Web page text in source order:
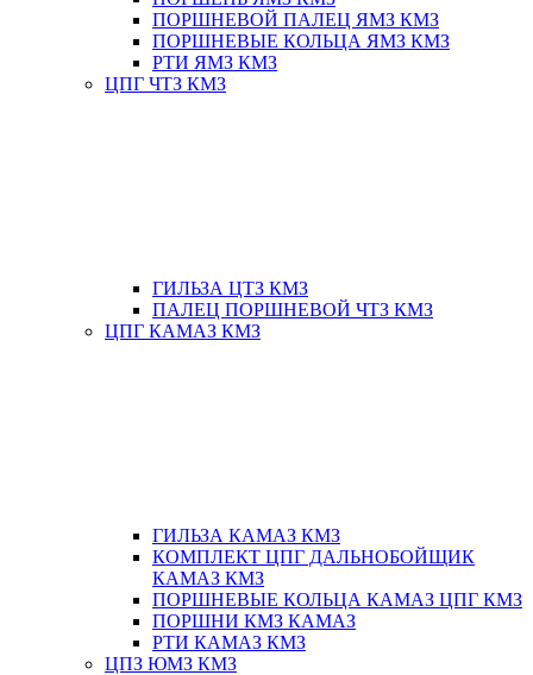
ПОРШНЕВОЙ ПАЛЕЦ ЯМЗ КМЗ
ПОРШНЕВЫЕ КОЛЬЦА ЯМЗ КМЗ
РТИ ЯМЗ КМЗ
ЦПГ ЧТЗ КМЗ
ГИЛЬЗА ЦТЗ КМЗ
ПАЛЕЦ ПОРШНЕВОЙ ЧТЗ КМЗ
ЦПГ КАМАЗ КМЗ
ГИЛЬЗА КАМАЗ КМЗ
КОМПЛЕКТ ЦПГ ДАЛЬНОБОЙЩИК
КАМАЗ КМЗ
ПОРШНЕВЫЕ КОЛЬЦА КАМАЗ ЦПГ КМЗ
ПОРШНИ КМЗ КАМАЗ
РТИ КАМАЗ КМЗ
ЦПЗ ЮМЗ КМЗ